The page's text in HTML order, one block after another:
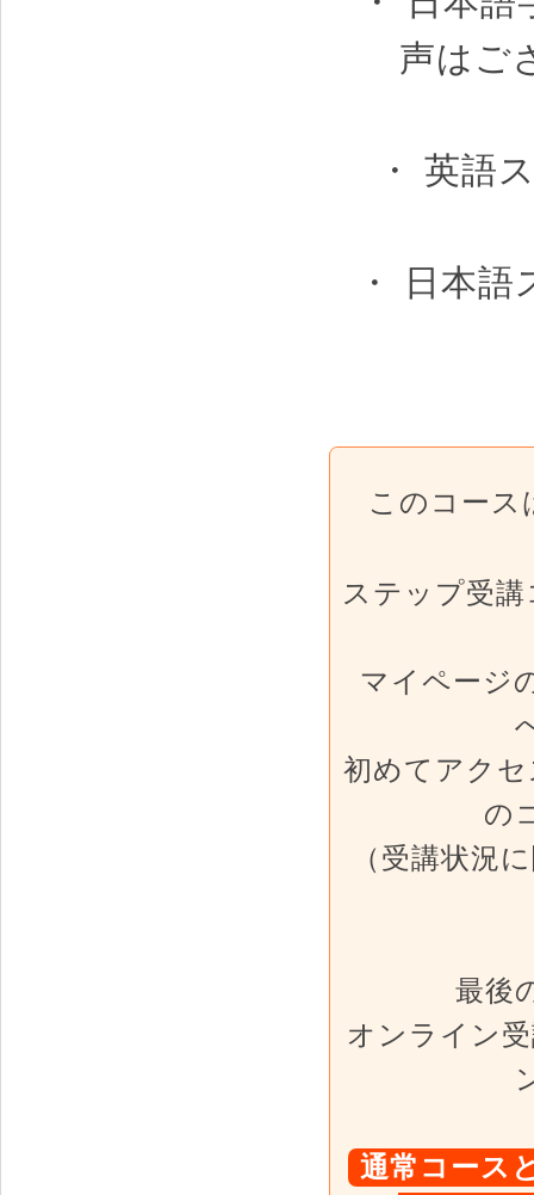
声はご
・ 英語
・ 日本
このコース
ステップ受
マイページ
初めてアク
の
（受講状況
最後
オンライン
通常コース